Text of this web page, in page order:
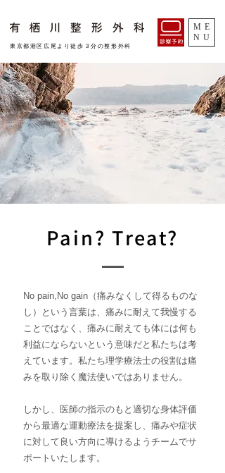
​東京都港区広尾より徒歩３分の整形外科
ME
NU
Pain? Treat?
No pain,No gain（痛みなくして得るものな
し）という言葉は、痛みに耐えて我慢する
ことではなく、痛みに耐えても体には何も
利益にならないという意味だと私たちは考
えています。私たち理学療法士の役割は痛
みを取り除く魔法使いではありません。
しかし、医師の指示のもと適切な身体評価
から最適な運動療法を提案し、痛みや症状
に対して良い方向に導けるようチームでサ
ポートいたします。